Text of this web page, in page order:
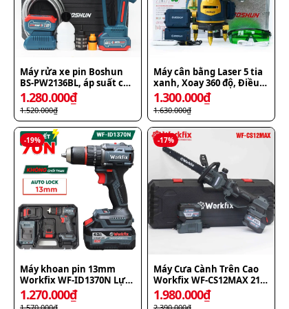
Máy rửa xe pin Boshun
BS-PW2136BL, áp suất cực
đại 24 bar, 2 pin 10 cell
1.280.000₫
1.520.000₫
Máy cân bằng Laser 5 tia
xanh, Xoay 360 độ, Điều
khiển từ xa bằng
Bluetooth, Boshun BS-
LS05X
1.300.000₫
1.630.000₫
-19%
Máy khoan pin 13mm
Workfix WF-ID1370N Lực
siết 70N.m Autolock, bộ 2
Pin 10Cell
1.270.000₫
-17%
Máy Cưa Cành Trên Cao
Workfix WF-CS12MAX 21V
- Cần Nối Dài 60cm Bơm
Nhớt Tự Động
1.980.000₫